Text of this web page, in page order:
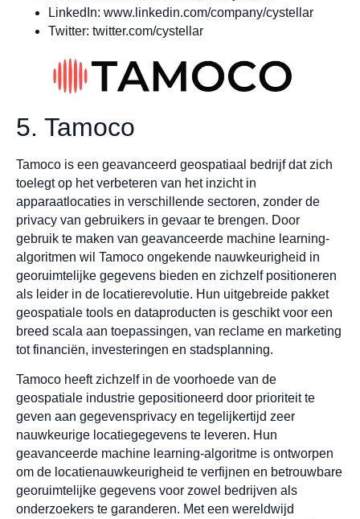
LinkedIn: www.linkedin.com/company/cystellar
Twitter: twitter.com/cystellar
5. Tamoco
Tamoco is een geavanceerd geospatiaal bedrijf dat zich
toelegt op het verbeteren van het inzicht in
apparaatlocaties in verschillende sectoren, zonder de
privacy van gebruikers in gevaar te brengen. Door
gebruik te maken van geavanceerde machine learning-
algoritmen wil Tamoco ongekende nauwkeurigheid in
georuimtelijke gegevens bieden en zichzelf positioneren
als leider in de locatierevolutie. Hun uitgebreide pakket
geospatiale tools en dataproducten is geschikt voor een
breed scala aan toepassingen, van reclame en marketing
tot financiën, investeringen en stadsplanning.
Tamoco heeft zichzelf in de voorhoede van de
geospatiale industrie gepositioneerd door prioriteit te
geven aan gegevensprivacy en tegelijkertijd zeer
nauwkeurige locatiegegevens te leveren. Hun
geavanceerde machine learning-algoritme is ontworpen
om de locatienauwkeurigheid te verfijnen en betrouwbare
georuimtelijke gegevens voor zowel bedrijven als
onderzoekers te garanderen. Met een wereldwijd